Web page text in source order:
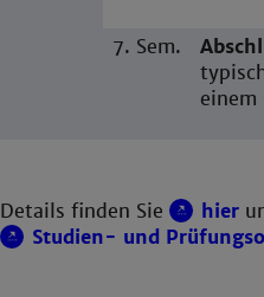
7. Sem.
einem
Details finden Sie hier
Studien- und